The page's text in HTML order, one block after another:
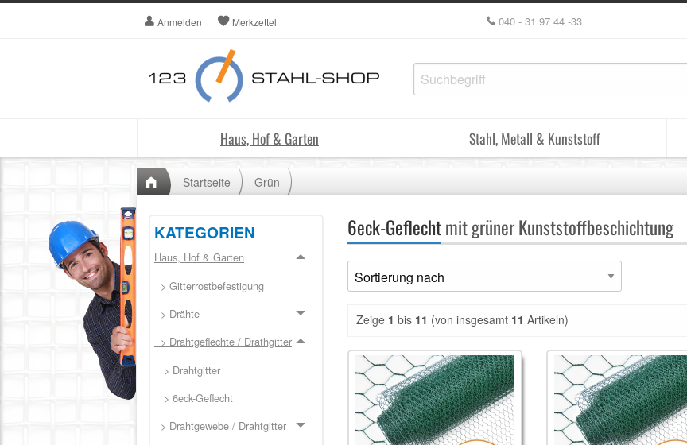
Anmelden Merkzettel 040 - 31 97 44 -33
Haus, Hof & Garten Stahl, Metall & Kunststoff
Startseite Grün
KATEGORIEN
Haus, Hof & Garten
> Gitterrostbefestigung
> Drähte
> Drahtgeflechte / Drathgitter
> Drahtgitter
> 6eck-Geflecht
> Drahtgewebe / Drahtgitter
6eck-Geflechtmit grüner Kunststoffbeschichtung
Zeige 1 bis 11 (von insgesamt 11 Artikeln)